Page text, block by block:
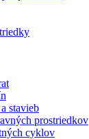
stavieb
prostriedkov
cyklov